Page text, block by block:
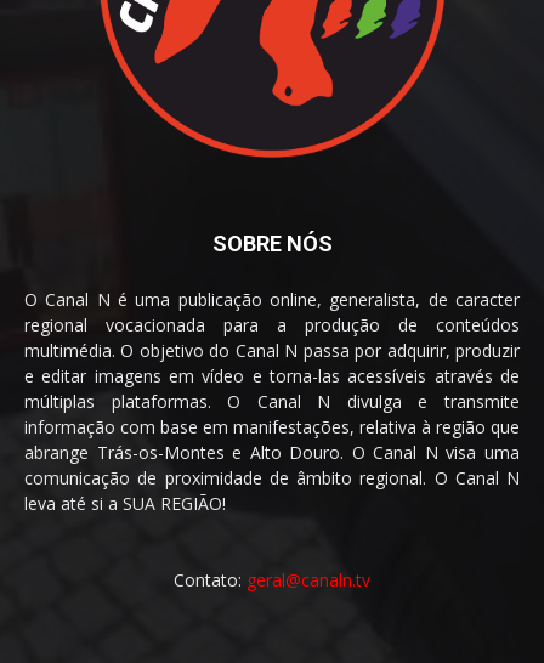
SOBRE NÓS
O Canal N é uma publicação online, generalista, de caracter
regional vocacionada para a produção de conteúdos
multimédia. O objetivo do Canal N passa por adquirir, produzir
e editar imagens em vídeo e torna-las acessíveis através de
múltiplas plataformas. O Canal N divulga e transmite
informação com base em manifestações, relativa à região que
abrange Trás-os-Montes e Alto Douro. O Canal N visa uma
comunicação de proximidade de âmbito regional. O Canal N
leva até si a SUA REGIÃO!
Contato: geral@canaln.tv